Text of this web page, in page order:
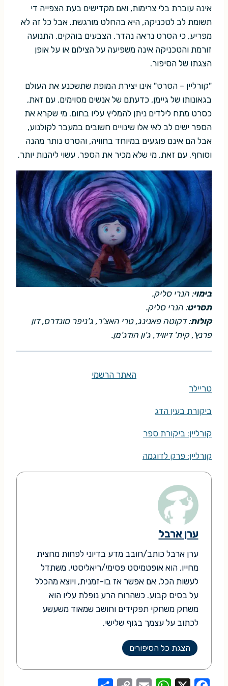
אינה עוברת בלי צרימות, ואם מקדישים בעת הצפייה די
תשומת לב לטכניקה, היא בהחלט מורגשת. אבל כל זה לא
מפריע, כי הסרט נראה נהדר. הצבעים בוהקים, התנועה
זורמת והטכניקה אינה משפיעה על הצילום או על אופן
הצגתו של הסיפור.
"קורליין – הסרט" אינו יצירת המופת שתשכנע את העולם
בגאונותו של גיימן, כדעתם של אנשים מסוימים. עם זאת,
כסרט מתח לילדים ניתן להמליץ עליו בחום. מי שקרא את
הספר ישים לב לאי אלו שינויים חשובים במעבר לקולנוע,
אבל הם אינם פוגעים במיוחד בחוויה, והסרט נותר מהנה
וסוחף. עם זאת, מי שלא מכיר את הספר, עשוי ליהנות יותר.
בימוי: הנרי סליק.
תסריט: הנרי סליק.
קולות: דקוטה פאנינג, טרי האצ'ר, ג'ניפר סונדרס, דון
פרנץ', קית' דיוויד, ג'ון הודג'מן.
האתר הרשמי
טריילר
ביקורת בעין הדג
קורליין: ביקורת ספר
קורליין: פרק לדוגמה
ערן ארבל
ערן ארבל כותב/חובב מדע בדיוני לפחות מחצית
מחייו. הוא אופטמיסט פסימי/ריאליסטי, משתדל
לעשות הכל, אם אפשר אז בו-זמנית, ויוצא מהכלל
על בסיס קבוע. כשהרוח הרע נופלת עליו הוא
משחק משחקי תפקידים וחושב שמאוד משעשע
לכתוב על עצמך בגוף שלישי.
הצגת כל הסיפורים